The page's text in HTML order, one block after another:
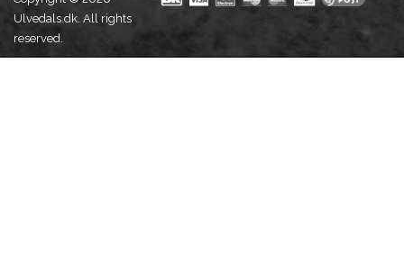
Ulvedals.dk. All rights
reserved.